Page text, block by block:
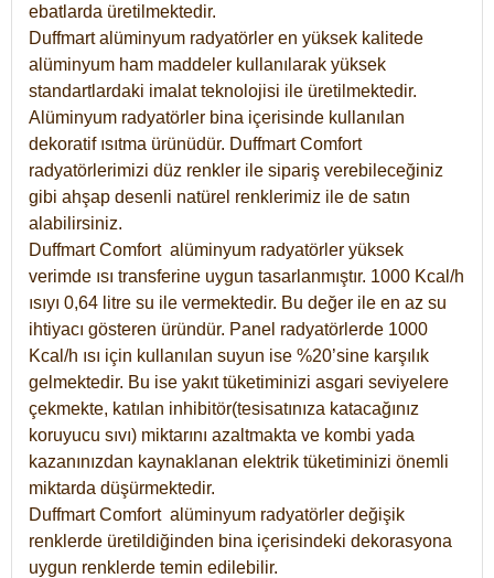
ebatlarda üretilmektedir.
Duffmart alüminyum radyatörler en yüksek kalitede
alüminyum ham maddeler kullanılarak yüksek
standartlardaki imalat teknolojisi ile üretilmektedir.
Alüminyum radyatörler bina içerisinde kullanılan
dekoratif ısıtma ürünüdür. Duffmart Comfort
radyatörlerimizi düz renkler ile sipariş verebileceğiniz
gibi ahşap desenli natürel renklerimiz ile de satın
alabilirsiniz.
Duffmart Comfort alüminyum radyatörler yüksek
verimde ısı transferine uygun tasarlanmıştır. 1000 Kcal/h
ısıyı 0,64 litre su ile vermektedir. Bu değer ile en az su
ihtiyacı gösteren üründür. Panel radyatörlerde 1000
Kcal/h ısı için kullanılan suyun ise %20’sine karşılık
gelmektedir. Bu ise yakıt tüketiminizi asgari seviyelere
çekmekte, katılan inhibitör(tesisatınıza katacağınız
koruyucu sıvı) miktarını azaltmakta ve kombi yada
kazanınızdan kaynaklanan elektrik tüketiminizi önemli
miktarda düşürmektedir.
Duffmart Comfort alüminyum radyatörler değişik
renklerde üretildiğinden bina içerisindeki dekorasyona
uygun renklerde temin edilebilir.